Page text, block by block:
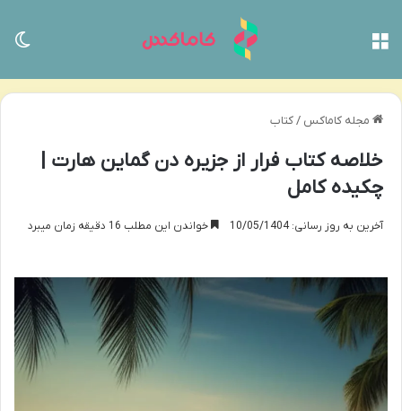
مجله کاماکس /کتاب
خلاصه کتاب فرار از جزیره دن گماین هارت |
چکیده کامل
آخرین به روز رسانی: 10/05/1404 خواندن این مطلب 16 دقیقه زمان میبرد